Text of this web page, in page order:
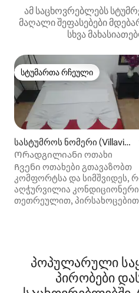
ამ საცხოვრებლებს
მაღალი შეფასებები
სხვა
სტუმართა რჩეული
სტუმართა რჩეული
სასტუმროს ნომერი (Villaviej
a)
Ორადგილიანი ოთახი
Ჩვენი ოთახები გთავაზობთ
კომფორტსა და სიმშვიდეს,
აღჭურვილია
თეთრეულით,
დამთავრებული. Საერთო სივრცეები
მოიცავს საზიარო
დასასვენებელ სივრცეებსა
სამუშაო სივრცეებს,
პოპულარული
პირობები